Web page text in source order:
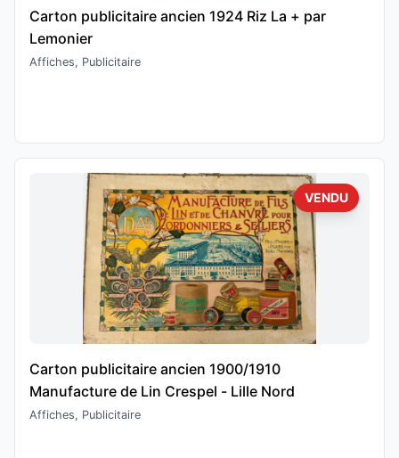
Carton publicitaire ancien 1924 Riz La + par
Lemonier
Affiches, Publicitaire
VENDU
Carton publicitaire ancien 1900/1910
Manufacture de Lin Crespel - Lille Nord
Affiches, Publicitaire